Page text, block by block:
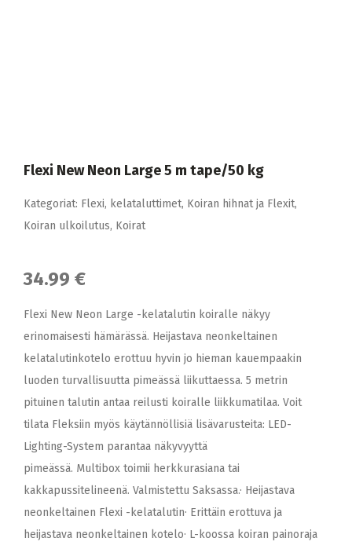
Flexi New Neon Large 5 m tape/50 kg
Kategoriat: Flexi, kelataluttimet, Koiran hihnat ja Flexit,
Koiran ulkoilutus, Koirat
34.99 €
Flexi New Neon Large -kelatalutin koiralle näkyy
erinomaisesti hämärässä. Heijastava neonkeltainen
kelatalutinkotelo erottuu hyvin jo hieman kauempaakin
luoden turvallisuutta pimeässä liikuttaessa. 5 metrin
pituinen talutin antaa reilusti koiralle liikkumatilaa. Voit
tilata Fleksiin myös käytännöllisiä lisävarusteita: LED-
Lighting-System parantaa näkyvyyttä
pimeässä. Multibox toimii herkkurasiana tai
kakkapussitelineenä. Valmistettu Saksassa.· Heijastava
neonkeltainen Flexi -kelatalutin· Erittäin erottuva ja
heijastava neonkeltainen kotelo· L-koossa koiran painoraja